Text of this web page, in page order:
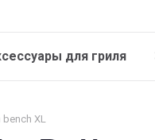
для гриля
bench XL